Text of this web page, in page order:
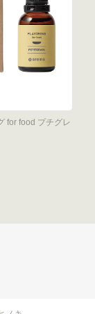
for food プチグレ